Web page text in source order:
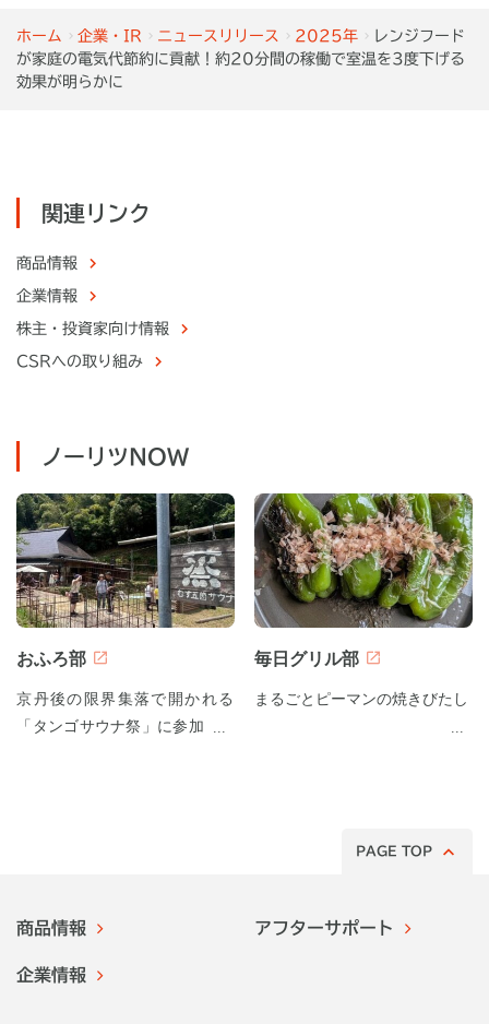
ホーム 企業・IR ニュースリリース 2025年
レンジフード
が家庭の電気代節約に貢献！約20分間の稼働で室温を3度下げる
効果が明らかに
関連リンク
商品情報
企業情報
株主・ 投資家向け情報
CSRへの取り組み
ノーリツNOW
おふろ部
京丹後の限界集落で開かれる
「タンゴサウナ祭」に参加して
毎日グリル部
まるごとピーマンの焼きびたし
PAGE TOP
商品情報 アフターサポート
企業情報